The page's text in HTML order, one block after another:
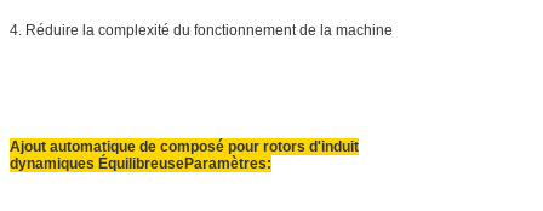
4. Réduire la complexité du fonctionnement de la machine
Ajout automatique de composé pour rotors d'induit
dynamiques ÉquilibreuseParamètres: